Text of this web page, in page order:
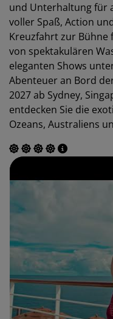
und Unterhaltung für
voller Spaß, Action
Kreuzfahrt zur Bühne
von spektakulären
eleganten Shows
Abenteuer an Bord
2027 ab Sydney,
entdecken Sie die
Ozeans, Australiens